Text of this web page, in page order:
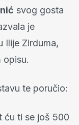
svog gosta
je
Ilije Zirduma,
opisu.
te poručio:
ću ti se još 500